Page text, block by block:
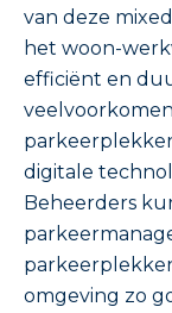
van deze
het woon-
efficiënt en
digitale
Beheerders
omgeving zo